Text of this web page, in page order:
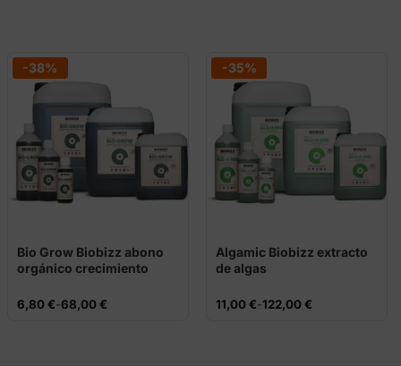
-38%
Bio Grow Biobizz abono
orgánico crecimiento
6,80€-68,00€
Rango
de
-35%
Algamic Biobizz extracto
de algas
11,00€-122,00€
Rango
de